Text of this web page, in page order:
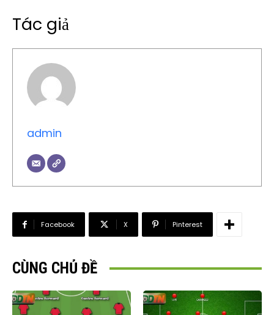
Tác giả
admin
Facebook X Pinterest
CÙNG CHỦ ĐỀ